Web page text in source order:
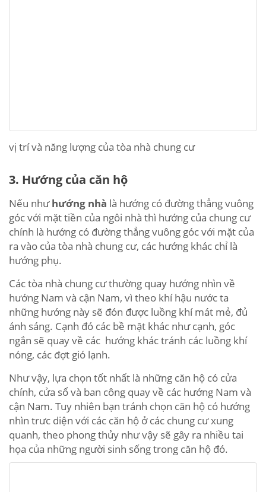
vị trí và năng lượng của tòa nhà chung cư
3. Hướng của căn hộ
Nếu nhưhướng nhà là hướng có đường thẳng vuông
góc với mặt tiền của ngôi nhà thì hướng của chung cư
chính là hướng có đường thẳng vuông góc với mặt của
ra vào của tòa nhà chung cư, các hướng khác chỉ là
hướng phụ.
Các tòa nhà chung cư thường quay hướng nhìn về
hướng Nam và cận Nam, vì theo khí hậu nước ta
những hướng này sẽ đón được luồng khí mát mẻ, đủ
ánh sáng. Cạnh đó các bề mặt khác như cạnh, góc
ngắn sẽ quay về các hướng khác tránh các luồng khí
nóng, các đợt gió lạnh.
Như vậy, lựa chọn tốt nhất là những căn hộ có cửa
chính, cửa sổ và ban công quay về các hướng Nam và
cận Nam. Tuy nhiên bạn tránh chọn căn hộ có hướng
nhìn trưc diện với các căn hộ ở các chung cư xung
quanh, theo phong thủy như vậy sẽ gây ra nhiều tai
họa của những người sinh sống trong căn hộ đó.